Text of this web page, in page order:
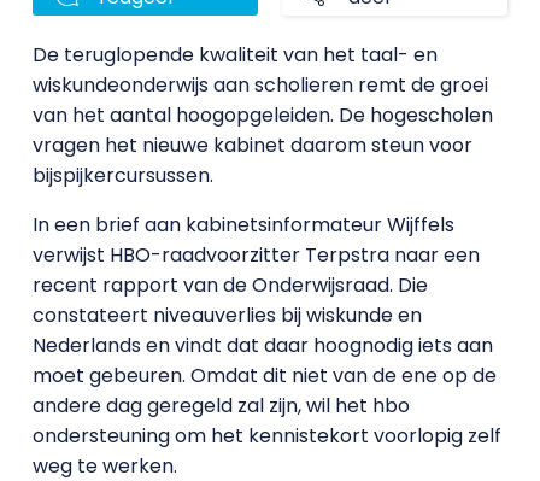
De teruglopende kwaliteit van het taal- en
wiskundeonderwijs aan scholieren remt de groei
van het aantal hoogopgeleiden. De hogescholen
vragen het nieuwe kabinet daarom steun voor
bijspijkercursussen.
In een brief aan kabinetsinformateur Wijffels
verwijst HBO-raadvoorzitter Terpstra naar een
recent rapport van de Onderwijsraad. Die
constateert niveauverlies bij wiskunde en
Nederlands en vindt dat daar hoognodig iets aan
moet gebeuren. Omdat dit niet van de ene op de
andere dag geregeld zal zijn, wil het hbo
ondersteuning om het kennistekort voorlopig zelf
weg te werken.